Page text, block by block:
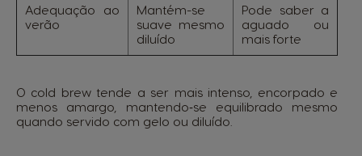
Adequação ao
verão
Mantém-se
suave mesmo
diluído
Pode saber a
aguado ou
mais forte
O cold brew tende a ser mais intenso, encorpado e
menos amargo, mantendo‑se equilibrado mesmo
quando servido com gelo ou diluído.